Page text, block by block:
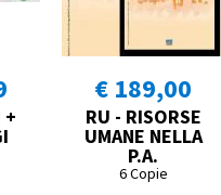
+
€ 189,00
RU - RISORSE
UMANE NELLA
P.A.
6 Copie